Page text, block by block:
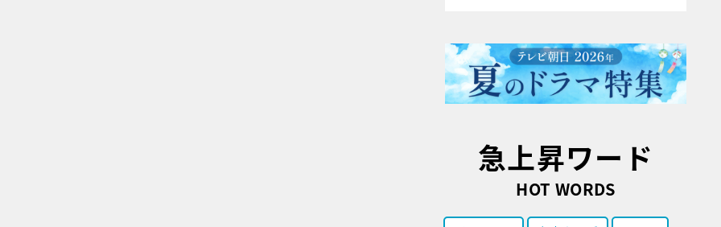
急上昇ワード
HOT WORDS